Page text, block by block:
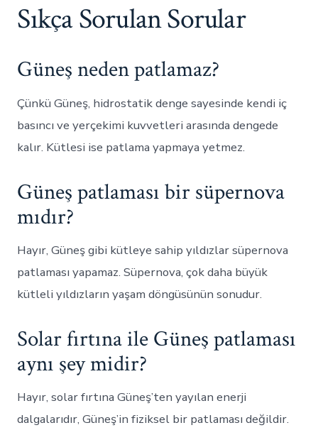
Sıkça Sorulan Sorular
Güneş neden patlamaz?
Çünkü Güneş, hidrostatik denge sayesinde kendi iç
basıncı ve yerçekimi kuvvetleri arasında dengede
kalır. Kütlesi ise patlama yapmaya yetmez.
Güneş patlaması bir süpernova
mıdır?
Hayır, Güneş gibi kütleye sahip yıldızlar süpernova
patlaması yapamaz. Süpernova, çok daha büyük
kütleli yıldızların yaşam döngüsünün sonudur.
Solar fırtına ile Güneş patlaması
aynı şey midir?
Hayır, solar fırtına Güneş’ten yayılan enerji
dalgalarıdır, Güneş’in fiziksel bir patlaması değildir.